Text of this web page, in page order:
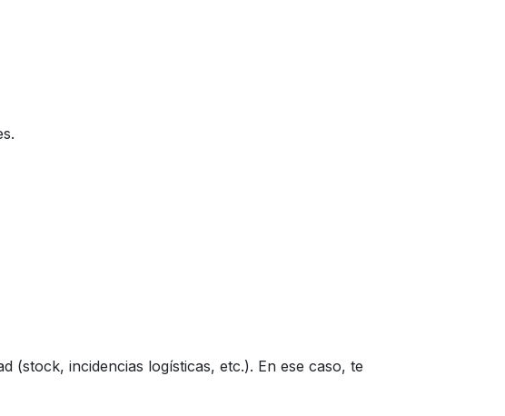
(stock, incidencias logísticas, etc.). En ese caso, te